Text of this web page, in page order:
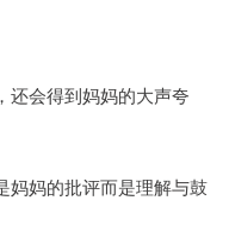
还会得到妈妈的大声夸
妈妈的批评而是理解与鼓